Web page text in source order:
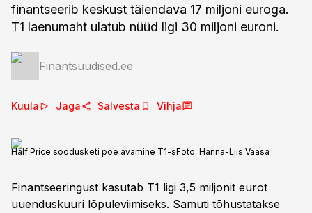
finantseerib keskust täiendava 17 miljoni euroga.
T1 laenumaht ulatub nüüd ligi 30 miljoni euroni.
Finantsuudised.ee
Kuula Jaga Salvesta Vihja
Half Price soodusketi poe avamine T1-sFoto: Hanna-Liis Vaasa
Finantseeringust kasutab T1 ligi 3,5 miljonit eurot
uuenduskuuri lõpuleviimiseks. Samuti tõhustatakse